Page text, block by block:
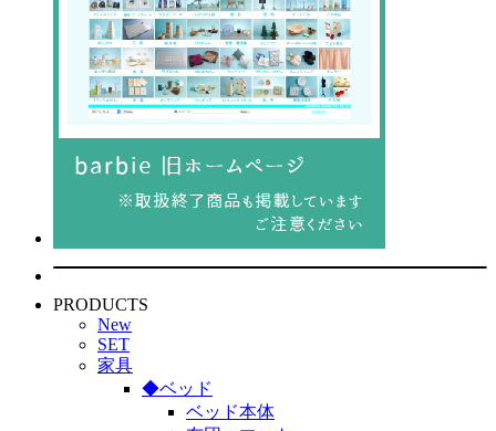
PRODUCTS
New
SET
家具
◆ベッド
ベッド本体